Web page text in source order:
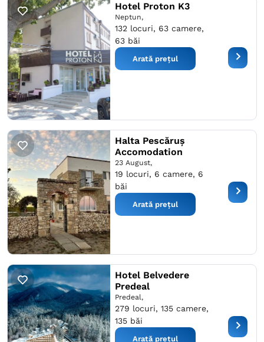
Hotel Proton K3
Neptun,
132 locuri, 63 camere,
63 băi
Arată prețul
Halta Pescăruș
Accomodation
23 August,
19 locuri, 6 camere, 6
băi
Arată prețul
Hotel Belvedere
Predeal
Predeal,
279 locuri, 135 camere,
135 băi
Arată prețul